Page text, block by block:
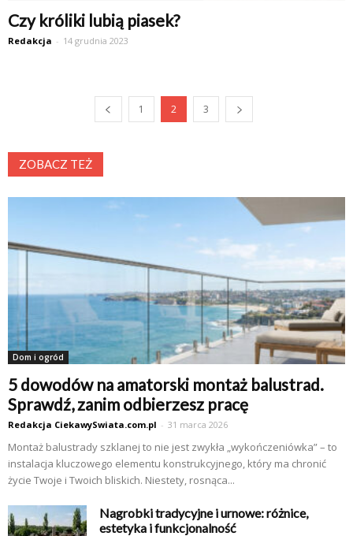
Czy króliki lubią piasek?
Redakcja - 14 grudnia 2023
1 2 3
ZOBACZ TEŻ
Dom i ogród
5 dowodów na amatorski montaż balustrad.
Sprawdź, zanim odbierzesz pracę
Redakcja CiekawySwiata.com.pl - 31 marca 2026
Montaż balustrady szklanej to nie jest zwykła „wykończeniówka” – to
instalacja kluczowego elementu konstrukcyjnego, który ma chronić
życie Twoje i Twoich bliskich. Niestety, rosnąca...
Nagrobki tradycyjne i urnowe: różnice,
estetyka i funkcjonalność